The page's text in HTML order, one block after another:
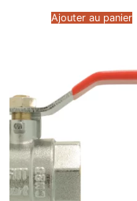
Ajouter au panier